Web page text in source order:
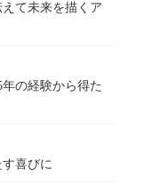
て未来を描くア
の経験から得た
喜びに